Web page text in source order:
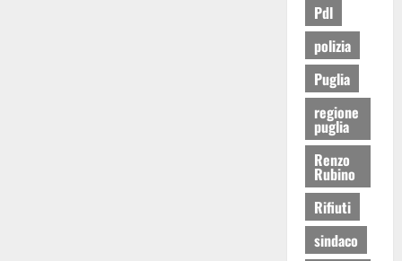
Pdl
polizia
Puglia
regione
puglia
Renzo
Rubino
Rifiuti
sindaco